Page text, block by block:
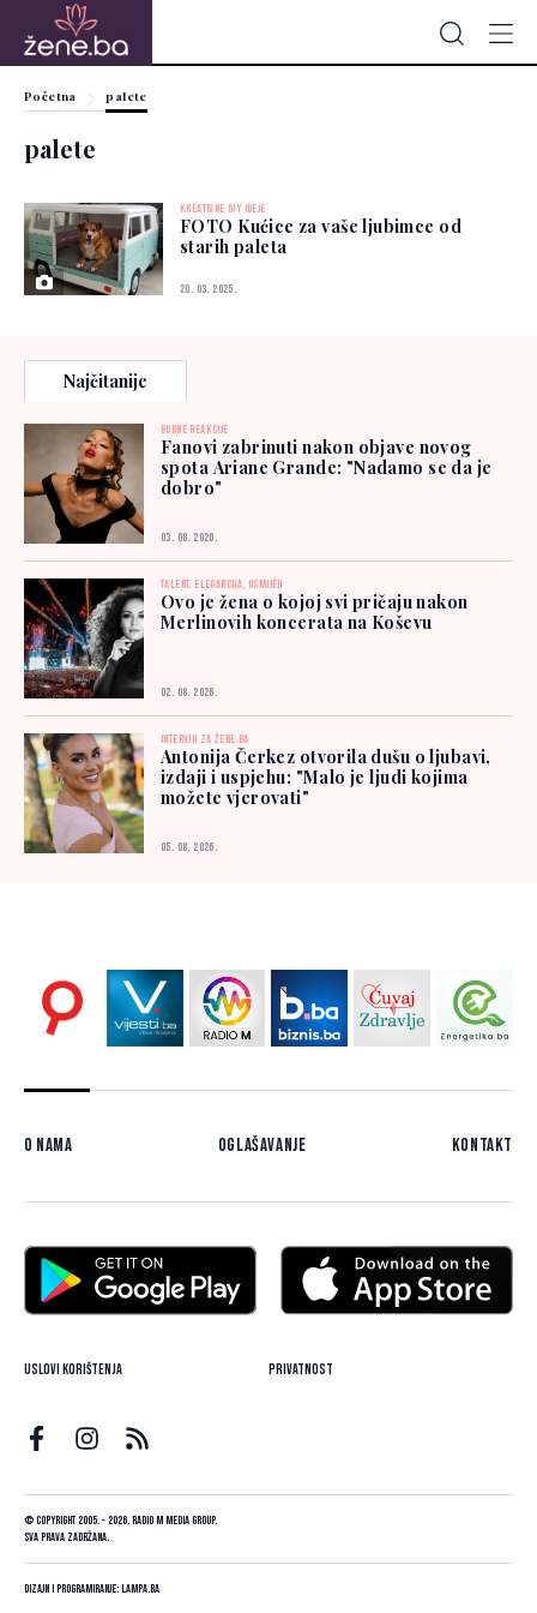
Početna palete
palete
KREATIVNE DIY IDEJE
FOTO Kućice za vaše ljubimce od
starih paleta
20. 03. 2025.
Najčitanije
BURNE REAKCIJE
Fanovi zabrinuti nakon objave novog
spota Ariane Grande: "Nadamo se da je
dobro"
03. 08. 2026.
TALENT, ELEGANCIJA, OSMIJEH
Ovo je žena o kojoj svi pričaju nakon
Merlinovih koncerata na Koševu
02. 08. 2026.
INTERVJU ZA ŽENE.BA
Antonija Čerkez otvorila dušu o ljubavi,
izdaji i uspjehu: "Malo je ljudi kojima
možete vjerovati"
05. 08. 2026.
O nama Oglašavanje Kontakt
Uslovi korištenja Privatnost
© Copyright 2005. - 2026. Radio M Media Group.
Sva prava zadržana.
Dizajn i programiranje:Lampa.ba